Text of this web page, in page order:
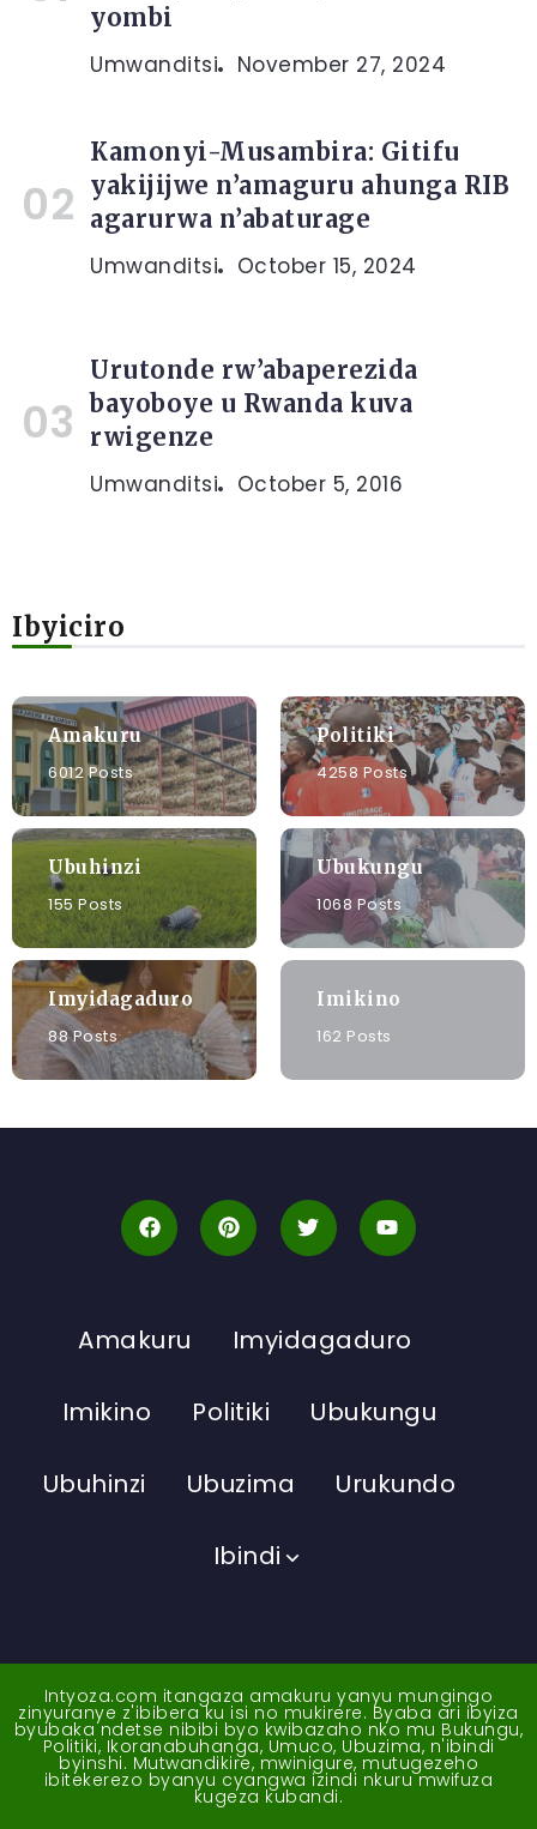
yombi
Umwanditsi November 27, 2024
Kamonyi-Musambira: Gitifu
yakijijwe n’amaguru ahunga RIB
agarurwa n’abaturage
Umwanditsi October 15, 2024
Urutonde rw’abaperezida
bayoboye u Rwanda kuva
rwigenze
Umwanditsi October 5, 2016
Ibyiciro
Amakuru
6012 Posts
Politiki
4258 Posts
Ubuhinzi
155 Posts
Ubukungu
1068 Posts
Imyidagaduro
88 Posts
Imikino
162 Posts
Amakuru Imyidagaduro
Imikino Politiki Ubukungu
Ubuhinzi Ubuzima Urukundo
Ibindi
Intyoza.com itangaza amakuru yanyu mungingo
zinyuranye z'ibibera ku isi no mukirere. Byaba ari ibyiza
byubaka ndetse nibibi byo kwibazaho nko mu Bukungu,
Politiki, Ikoranabuhanga, Umuco, Ubuzima, n'ibindi
byinshi. Mutwandikire, mwinigure, mutugezeho
ibitekerezo byanyu cyangwa izindi nkuru mwifuza
kugeza kubandi.